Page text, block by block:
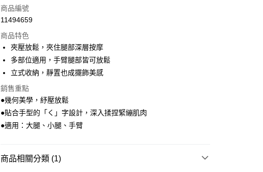
信用卡一次付款
Apple Pay
街口支付
運送方式
商品編號
11494659
商品特色
夾壓放鬆，夾住腿部深層按摩
多部位適用，手臂腿部皆可放鬆
立式收納，靜置也成擺飾美感
銷售重點
●幾何美學，紓壓放鬆
●貼合手型的「く」字設計，深入揉捏緊繃肌肉
●適用：大腿、小腿、手臂
商品相關分類 (1)